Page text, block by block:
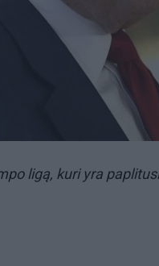
ligą, kuri yra